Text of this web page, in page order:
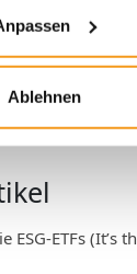
Ablehnen
ESG-ETFs (It’s